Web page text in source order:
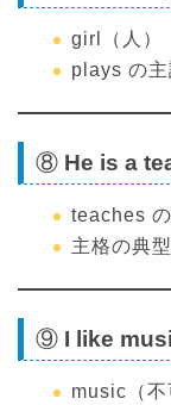
girl（人）
plays の
⑧ He is a
teaches
主格の典
⑨ I like
music（不